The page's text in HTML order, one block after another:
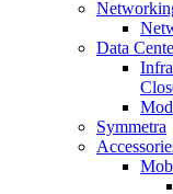
Data
Symmetra